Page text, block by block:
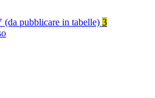
(da pubblicare in tabelle) 3